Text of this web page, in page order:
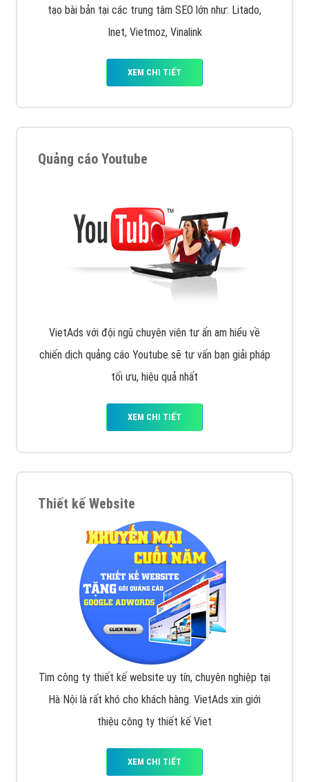
tạo bài bản tại các trung tâm SEO lớn như: Litado,
Inet, Vietmoz, Vinalink
XEM CHI TIẾT
Quảng cáo Youtube
VietAds với đội ngũ chuyên viên tư ấn am hiểu về
chiến dịch quảng cáo Youtube sẽ tư vấn bạn giải pháp
tối ưu, hiệu quả nhất
XEM CHI TIẾT
Thiết kế Website
Tìm công ty thiết kế website uy tín, chuyên nghiệp tại
Hà Nội là rất khó cho khách hàng. VietAds xin giới
thiệu công ty thiết kế Viet
XEM CHI TIẾT